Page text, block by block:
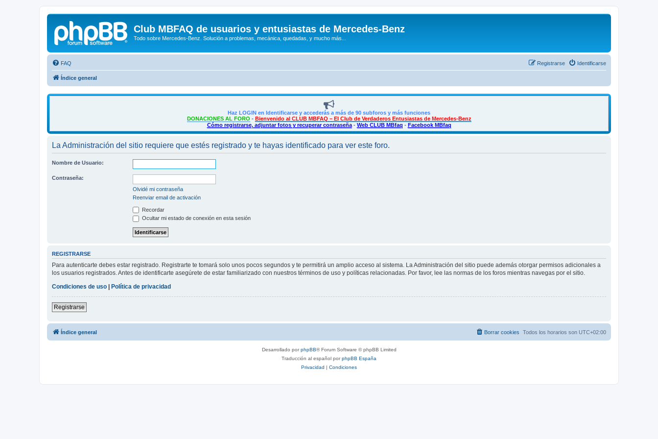
Club MBFAQ de usuarios y entusiastas de Mercedes-Benz
Todo sobre Mercedes-Benz. Solución a problemas, mecánica, quedadas, y mucho más...
FAQ Identificarse
Registrarse
Índice general
Haz LOGIN en Identificarse y accederás a más de 90 subforos y más funciones
DONACIONES AL FORO - Bienvenido al CLUB MBFAQ – El Club de Verdaderos Entusiastas de Mercedes-Benz
Cómo registrarse, adjuntar fotos y recuperar contraseña- Web CLUB MBfaq - Facebook MBfaq
La Administración del sitio requiere que estés registrado y te hayas identificado para ver este foro.
Nombre de Usuario:
Contraseña:
Olvidé mi contraseña
Reenviar email de activación
Recordar
Ocultar mi estado de conexión en esta sesión
REGISTRARSE
Para autenticarte debes estar registrado. Registrarte te tomará solo unos pocos segundos y te permitirá un amplio acceso al sistema. La Administración del sitio puede además otorgar permisos adicionales a
los usuarios registrados. Antes de identificarte asegúrete de estar familiarizado con nuestros términos de uso y políticas relacionadas. Por favor, lee las normas de los foros mientras navegas por el sitio.
Condiciones de uso
Política de privacidad
Registrarse
Índice general Todos los horarios son UTC+02:00
Borrar cookies
Desarrollado porphpBB® Forum Software © phpBB Limited
Traducción al español porphpBB España
Privacidad | Condiciones